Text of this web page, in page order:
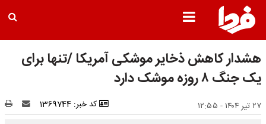
هشدار کاهش ذخایر موشکی آمریکا /تنها برای
یک جنگ ۸ روزه موشک دارد
۲۷ تیر ۱۴۰۴ - ۱۲:۵۵ کد خبر: 1369744